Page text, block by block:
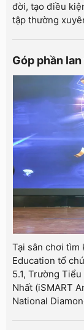
đời, tạo điều
tập thường
Góp phần
Tại sân chơi tìm
Education tổ
5.1, Trường
Nhất (iSMART
National